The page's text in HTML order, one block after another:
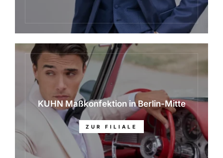
KUHN Maßkonfektion in Berlin-Mitte
ZUR FILIALE